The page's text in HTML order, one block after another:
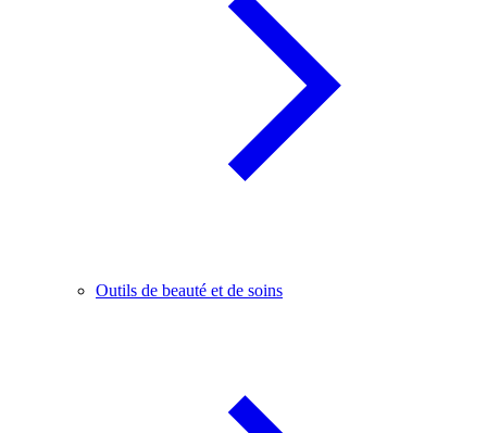
Outils de beauté et de soins